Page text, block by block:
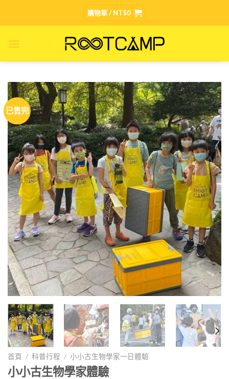
購物車 / NT$0
已售完
首頁 / 科普行程 / 小小古生物學家一日體驗
小小古生物學家體驗